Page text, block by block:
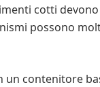
cotti
possono
contenitore